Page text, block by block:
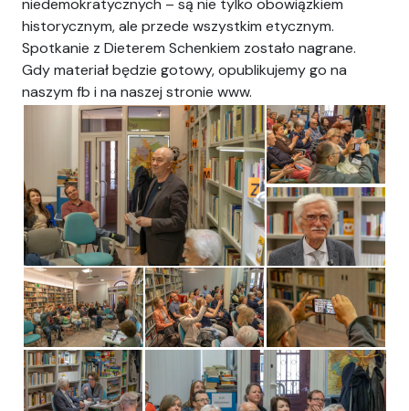
historycznym, ale przede wszystkim etycznym.
Spotkanie z Dieterem Schenkiem zostało nagrane.
Gdy materiał będzie gotowy, opublikujemy go na
naszym fb i na naszej stronie www.